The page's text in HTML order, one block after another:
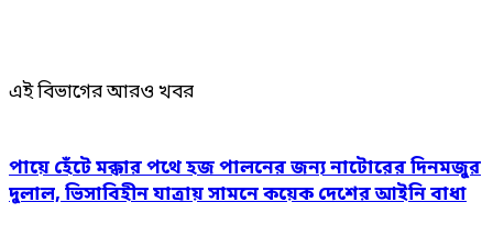
এই বিভাগের আরও খবর
পায়ে হেঁটে মক্কার পথে হজ পালনের জন্য নাটোরের দিনমজুর
দুলাল, ভিসাবিহীন যাত্রায় সামনে কয়েক দেশের আইনি বাধা